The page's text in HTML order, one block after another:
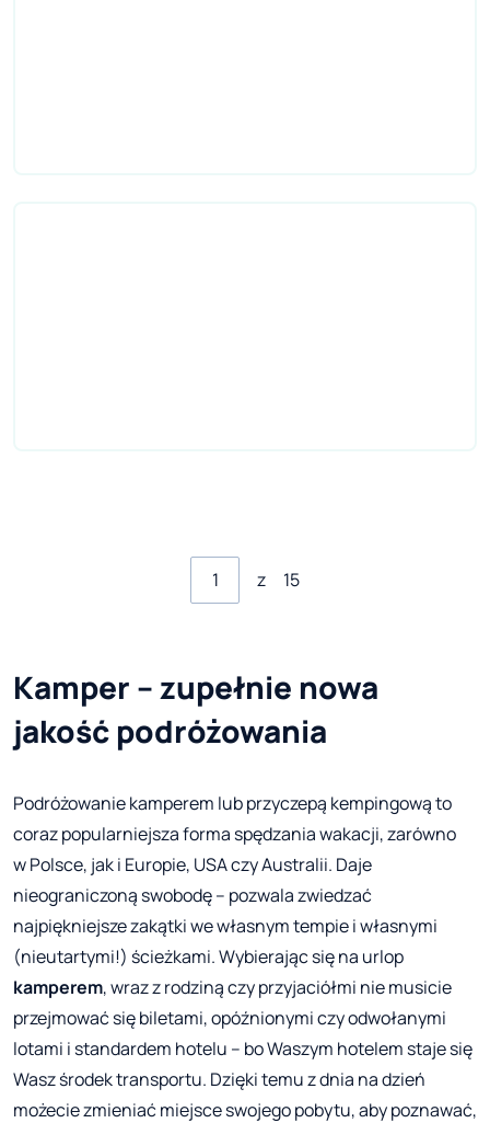
z 15
Kamper – zupełnie nowa
jakość podróżowania
Podróżowanie kamperem lub przyczepą kempingową to
coraz popularniejsza forma spędzania wakacji, zarówno
w Polsce, jak i Europie, USA czy Australii. Daje
nieograniczoną swobodę – pozwala zwiedzać
najpiękniejsze zakątki we własnym tempie i własnymi
(nieutartymi!) ścieżkami. Wybierając się na urlop
kamperem, wraz z rodziną czy przyjaciółmi nie musicie
przejmować się biletami, opóźnionymi czy odwołanymi
lotami i standardem hotelu – bo Waszym hotelem staje się
Wasz środek transportu. Dzięki temu z dnia na dzień
możecie zmieniać miejsce swojego pobytu, aby poznawać,